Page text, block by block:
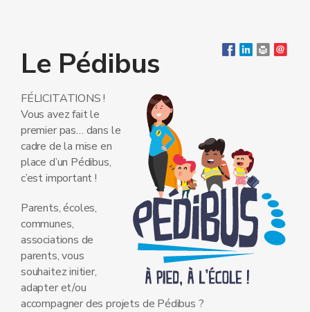
Le Pédibus
FÉLICITATIONS !
Vous avez fait le
premier pas… dans le
cadre de la mise en
place d’un Pédibus,
c’est important !
Parents, écoles,
communes,
associations de
parents, vous
souhaitez initier,
adapter et/ou
accompagner des projets de Pédibus ?